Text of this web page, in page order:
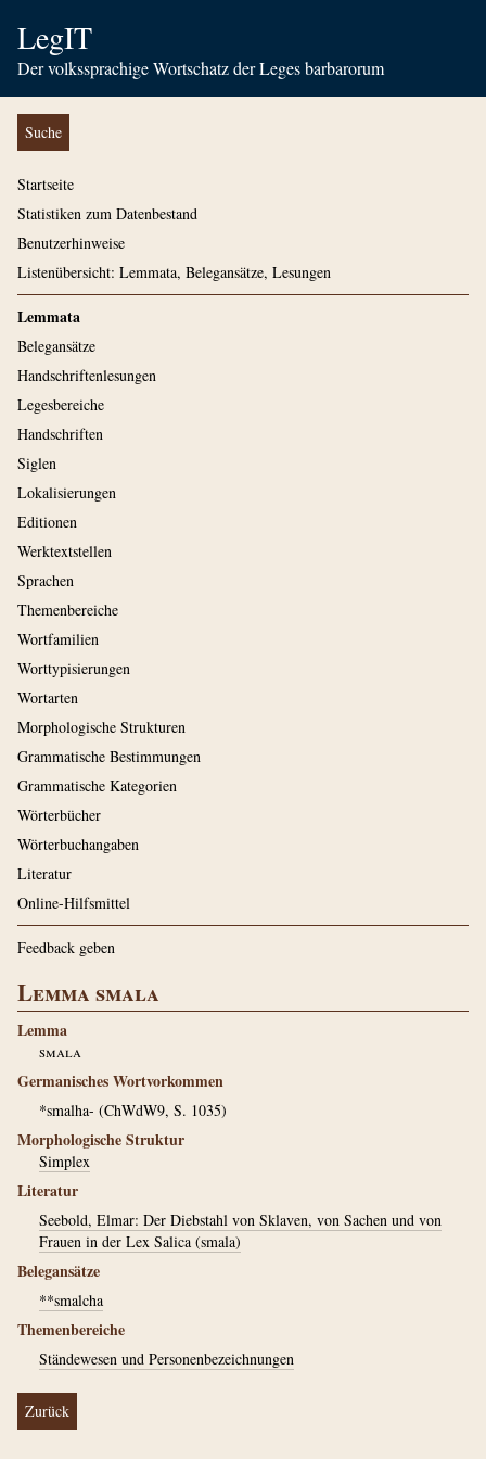
LegIT
Der volkssprachige Wortschatz der Leges barbarorum
Suche
Startseite
Statistiken zum Datenbestand
Benutzerhinweise
Listenübersicht: Lemmata, Belegansätze, Lesungen
Lemmata
Belegansätze
Handschriftenlesungen
Legesbereiche
Handschriften
Siglen
Lokalisierungen
Editionen
Werktextstellen
Sprachen
Themenbereiche
Wortfamilien
Worttypisierungen
Wortarten
Morphologische Strukturen
Grammatische Bestimmungen
Grammatische Kategorien
Wörterbücher
Wörterbuchangaben
Literatur
Online-Hilfsmittel
Feedback geben
Lemma smala
Lemma
smala
Germanisches Wortvorkommen
*smalha- (ChWdW9, S. 1035)
Morphologische Struktur
Simplex
Literatur
Seebold, Elmar: Der Diebstahl von Sklaven, von Sachen und von
Frauen in der Lex Salica (smala)
Belegansätze
**smalcha
Themenbereiche
Ständewesen und Personenbezeichnungen
Zurück